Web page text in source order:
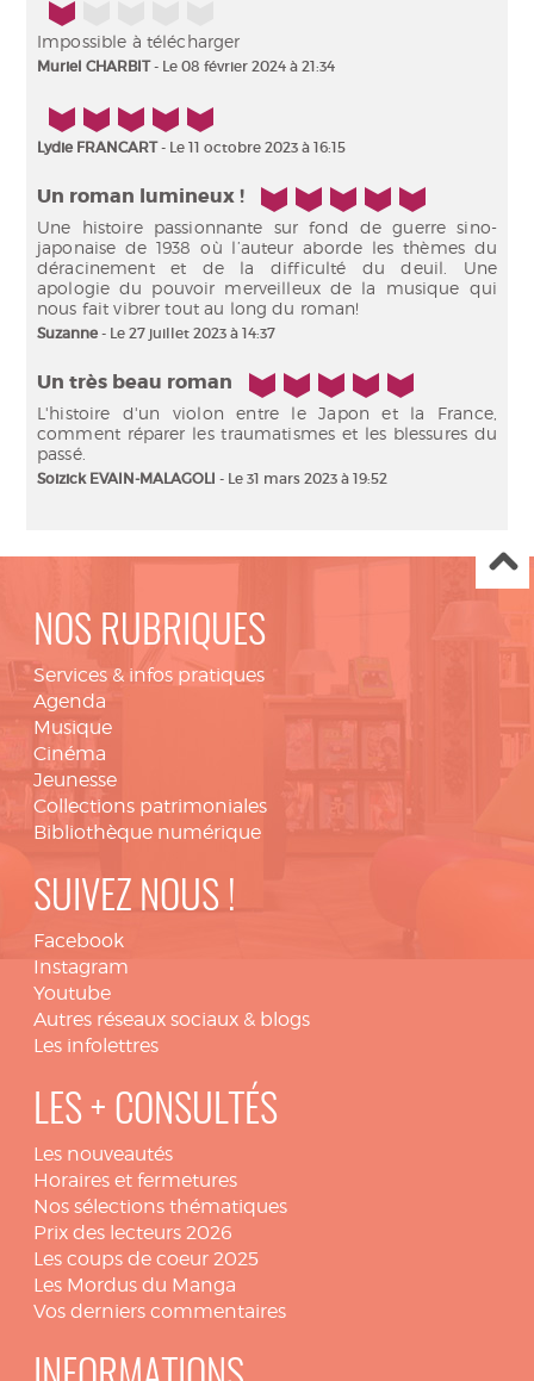
1/5
Impossible à télécharger
Muriel CHARBIT- Le 08 février 2024 à 21:34
5/5
Lydie FRANCART- Le 11 octobre 2023 à 16:15
Un roman lumineux ! 5/5
Une histoire passionnante sur fond de guerre sino-
japonaise de 1938 où l’auteur aborde les thèmes du
déracinement et de la difficulté du deuil. Une
apologie du pouvoir merveilleux de la musique qui
nous fait vibrer tout au long du roman!
Suzanne - Le 27 juillet 2023 à 14:37
Un très beau roman 5/5
L'histoire d'un violon entre le Japon et la France,
comment réparer les traumatismes et les blessures du
passé.
Soizick EVAIN-MALAGOLI - Le 31 mars 2023 à 19:52
NOS RUBRIQUES
Services & infos pratiques
Agenda
Musique
Cinéma
Jeunesse
Collections patrimoniales
Bibliothèque numérique
SUIVEZ NOUS !
Facebook
Instagram
Youtube
Autres réseaux sociaux & blogs
Les infolettres
LES + CONSULTÉS
Les nouveautés
Horaires et fermetures
Nos sélections thématiques
Prix des lecteurs 2026
Les coups de coeur 2025
Les Mordus du Manga
Vos derniers commentaires